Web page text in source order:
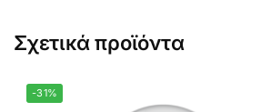
Σχετικά προϊόντα
-31%